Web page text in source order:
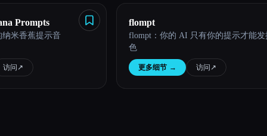
Prompts
米香蕉提示音
访问 ↗︎
flompt
flompt：你的 AI 只有你的提示才能发
色
更多细节 → 访问 ↗︎